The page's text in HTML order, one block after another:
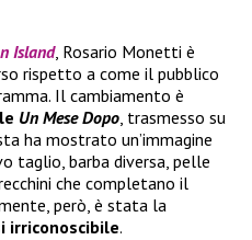
Island, Rosario Monetti è
rispetto a come il pubblico
Il cambiamento è
Un Mese Dopo, trasmesso su
ha mostrato un’immagine
taglio, barba diversa, pelle
che completano il
però, è stata la
irriconoscibile.